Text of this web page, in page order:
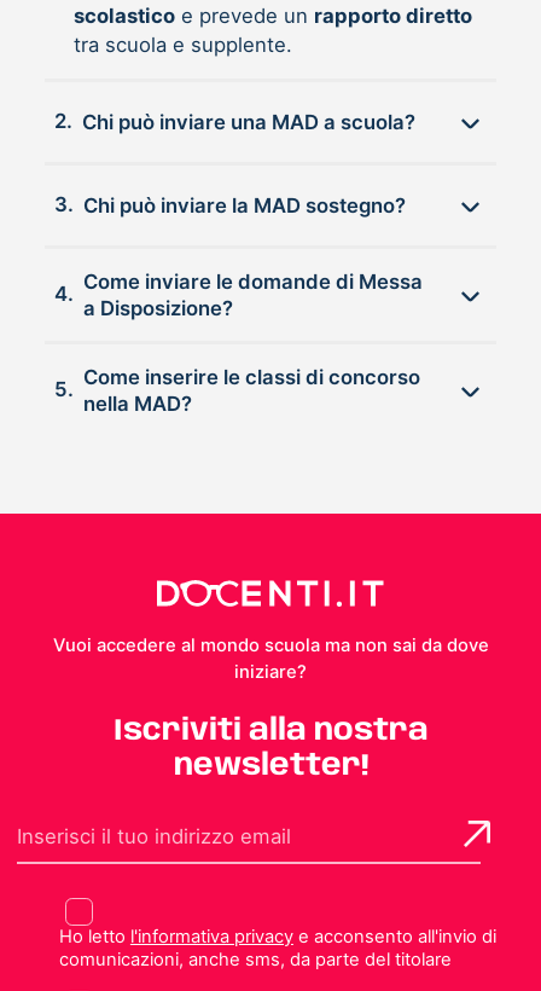
scolasticoe prevede un rapporto diretto
tra scuola e supplente.
2. Chi può inviare una MAD a scuola?
3. Chi può inviare la MAD sostegno?
4.
Come inviare le domande di Messa
a Disposizione?
5.
Come inserire le classi di concorso
nella MAD?
Vuoi accedere al mondo scuola ma non sai da dove
iniziare?
Iscriviti alla nostra
newsletter!
Ho letto l'informativa privacye acconsento all'invio di
comunicazioni, anche sms, da parte del titolare